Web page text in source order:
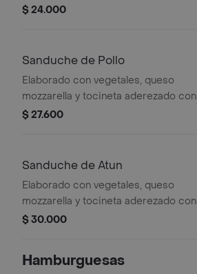
mayonesa de la casa. incluye papas
$ 24.000
Sanduche de Pollo
Elaborado con vegetales, queso
mozzarella y tocineta aderezado con
mayonesa de la casa. incluye papas
$ 27.600
Sanduche de Atun
Elaborado con vegetales, queso
mozzarella y tocineta aderezado con
mayonesa de la casa. incluye papas
$ 30.000
Hamburguesas